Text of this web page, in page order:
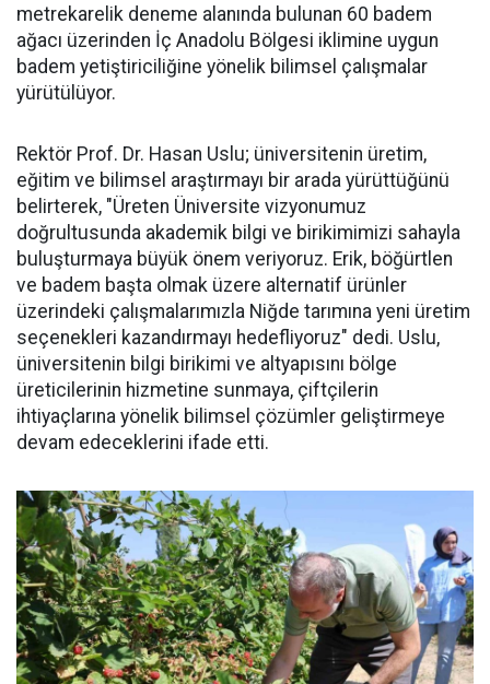
metrekarelik deneme alanında bulunan 60 badem
ağacı üzerinden İç Anadolu Bölgesi iklimine uygun
badem yetiştiriciliğine yönelik bilimsel çalışmalar
yürütülüyor.
Rektör Prof. Dr. Hasan Uslu; üniversitenin üretim,
eğitim ve bilimsel araştırmayı bir arada yürüttüğünü
belirterek, "Üreten Üniversite vizyonumuz
doğrultusunda akademik bilgi ve birikimimizi sahayla
buluşturmaya büyük önem veriyoruz. Erik, böğürtlen
ve badem başta olmak üzere alternatif ürünler
üzerindeki çalışmalarımızla Niğde tarımına yeni üretim
seçenekleri kazandırmayı hedefliyoruz" dedi. Uslu,
üniversitenin bilgi birikimi ve altyapısını bölge
üreticilerinin hizmetine sunmaya, çiftçilerin
ihtiyaçlarına yönelik bilimsel çözümler geliştirmeye
devam edeceklerini ifade etti.